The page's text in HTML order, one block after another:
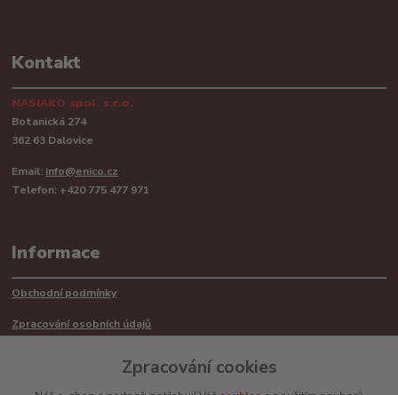
Kontakt
NASIAKO spol. s.r.o.
Botanická 274
362 63 Dalovice
Email: info@enico.cz
Telefon: +420 775 477 971
Informace
Obchodní podmínky
Zpracování osobních údajů
Zpracování cookies